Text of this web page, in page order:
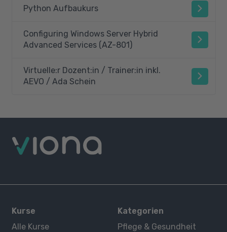
Python Aufbaukurs
Configuring Windows Server Hybrid
Advanced Services (AZ-801)
Virtuelle:r Dozent:in / Trainer:in inkl.
AEVO / Ada Schein
Kurse
Alle Kurse
Kategorien
Pflege & Gesundheit